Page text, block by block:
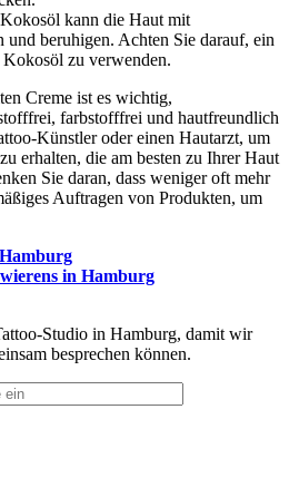
kann die Haut mit
und beruhigen. Achten Sie darauf, ein
zu verwenden.
Creme ist es wichtig,
farbstofffrei und hautfreundlich
Künstler oder einen Hautarzt, um
erhalten, die am besten zu Ihrer Haut
Sie daran, dass weniger oft mehr
Auftragen von Produkten, um
in Hamburg
Studio in Hamburg, damit wir
besprechen können.